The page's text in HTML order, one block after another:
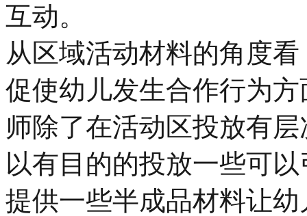
互动。
从区域活动材料的角度
促使幼儿发生合作行为
师除了在活动区投放有
以有目的的投放一些可
提供一些半成品材料让